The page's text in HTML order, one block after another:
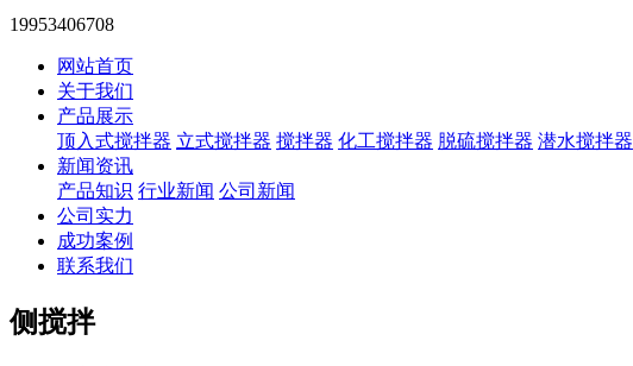
19953406708
网站首页
关于我们
产品展示
顶入式搅拌器 立式搅拌器 搅拌器 化工搅拌器 脱硫搅拌器 潜水搅拌器
新闻资讯
产品知识 行业新闻 公司新闻
公司实力
成功案例
联系我们
侧搅拌